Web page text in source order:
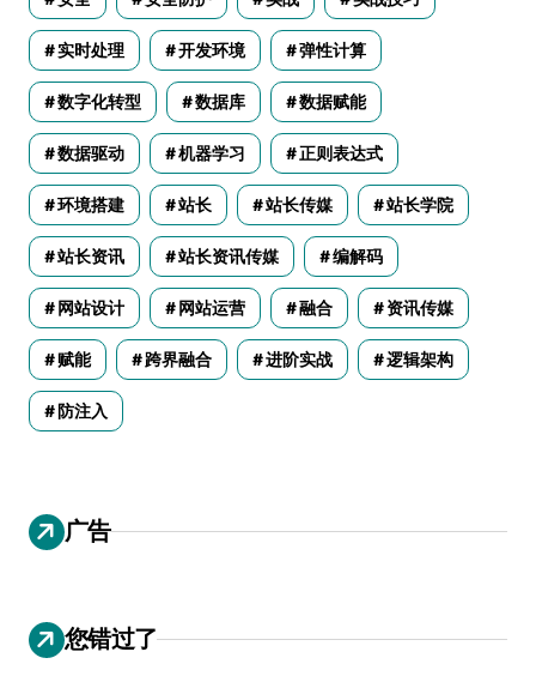
实时处理 开发环境 弹性计算
数字化转型 数据库 数据赋能
数据驱动 机器学习 正则表达式
环境搭建 站长 站长传媒 站长学院
站长资讯 站长资讯传媒 编解码
网站设计 网站运营 融合 资讯传媒
赋能 跨界融合 进阶实战 逻辑架构
防注入
广告
您错过了